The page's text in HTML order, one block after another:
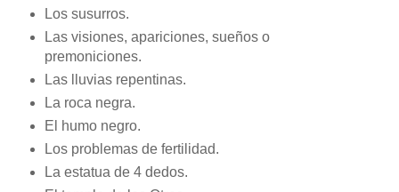
Los susurros.
Las visiones, apariciones, sueños o
premoniciones.
Las lluvias repentinas.
La roca negra.
El humo negro.
Los problemas de fertilidad.
La estatua de 4 dedos.